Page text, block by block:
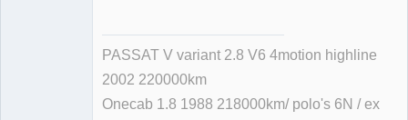
PASSAT V variant 2.8 V6 4motion highline
2002 220000km
Onecab 1.8 1988 218000km/ polo's 6N / ex